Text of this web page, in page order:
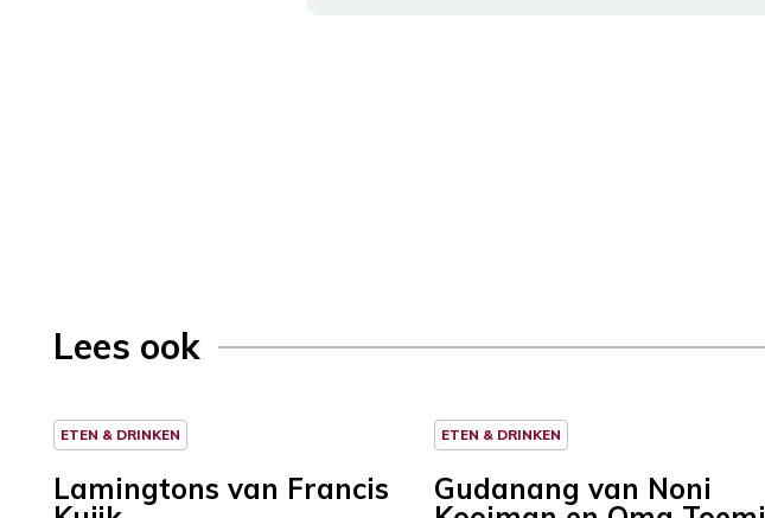
Lees ook
ETEN & DRINKEN
Lamingtons van Francis
ETEN & DRINKEN
Gudanang van Noni